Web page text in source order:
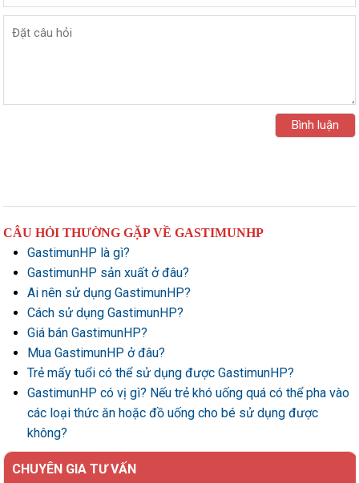
CÂU HỎI THƯỜNG GẶP VỀ GASTIMUNHP
GastimunHP là gì?
GastimunHP sản xuất ở đâu?
Ai nên sử dụng GastimunHP?
Cách sử dụng GastimunHP?
Giá bán GastimunHP?
Mua GastimunHP ở đâu?
Trẻ mấy tuổi có thể sử dụng được GastimunHP?
GastimunHP có vị gì? Nếu trẻ khó uống quá có thể pha vào
các loại thức ăn hoặc đồ uống cho bé sử dụng được
không?
CHUYÊN GIA TƯ VẤN